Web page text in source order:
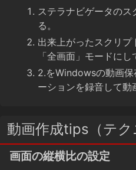
ステラナビゲータの
る。
出来上がったスクリプ
「全画面」モードにし
2.をWindowsの動画
ーションを録音して動
動画作成tips（テク
画面の縦横比の設定